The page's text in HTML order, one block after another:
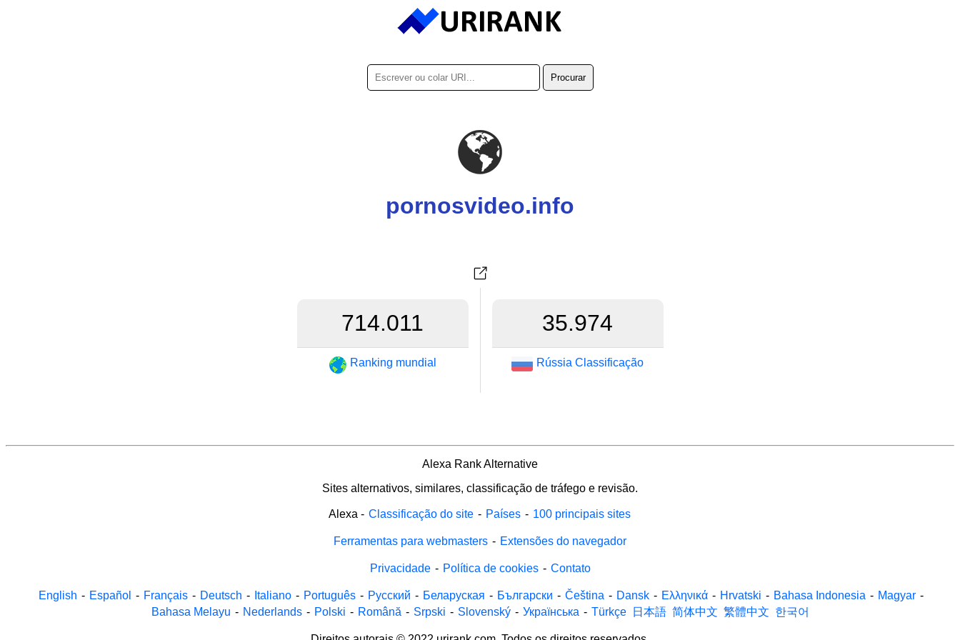
pornosvideo.info
714.011
Ranking mundial
35.974
Rússia Classificação
Alexa Rank Alternative
Sites alternativos, similares, classificação de tráfego e revisão.
Alexa - Classificação do site - Países - 100 principais sites
Ferramentas para webmasters - Extensões do navegador
Privacidade - Política de cookies - Contato
English - Español - Français - Deutsch - Italiano - Português - Русский - Беларуская - Български - Čeština - Dansk - Ελληνικά - Hrvatski - Bahasa Indonesia - Magyar -
Bahasa Melayu - Nederlands - Polski - Română - Srpski - Slovenský - Українська - Türkçe 日本語 简体中文 繁體中文 한국어